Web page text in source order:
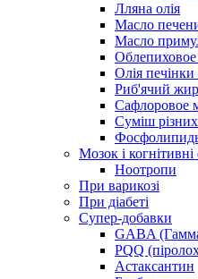
Лляна олія
Масло
Масло
Олія печінки
Риб'ячий жир
Сафлоровое
Суміш
Мозок і когнітивні
Ноотропи
При варикозі
При діабеті
Супер-добавки
GABA
PQQ
Астаксантин